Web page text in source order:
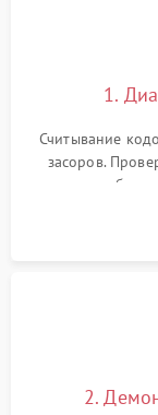
1.
Считывание
засоров.
жалоб на
2.